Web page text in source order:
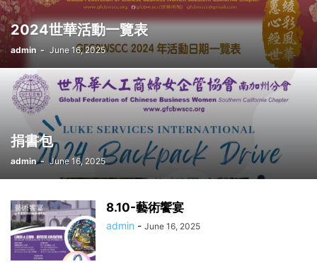
2024世華活動一覽表
admin - June 16, 2025
捐書包
admin - June 16, 2025
8.10-藝術饗宴
admin - June 16, 2025